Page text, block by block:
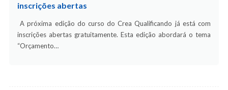
inscrições abertas
A próxima edição do curso do Crea Qualificando já está com
inscrições abertas gratuitamente. Esta edição abordará o tema
“Orçamento…